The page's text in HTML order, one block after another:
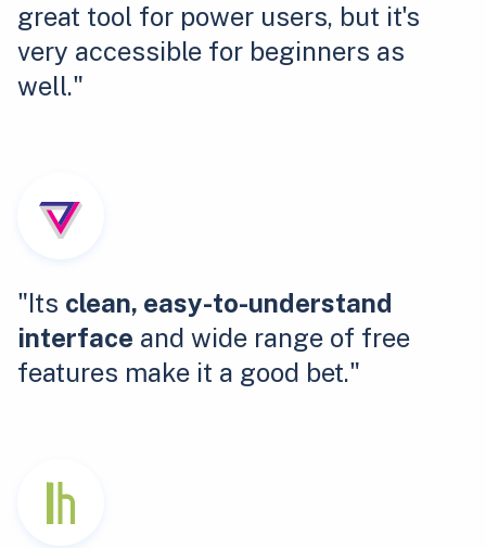
great tool for power users, but it's
very accessible for beginners as
well."
"Its clean, easy-to-understand
interface and wide range of free
features make it a good bet."